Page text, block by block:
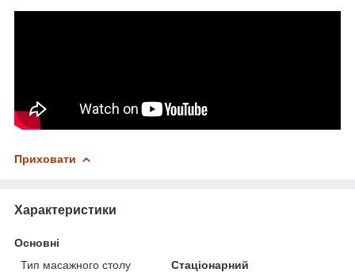
Приховати
Характеристики
Основні
Тип масажного столу
Стаціонарний